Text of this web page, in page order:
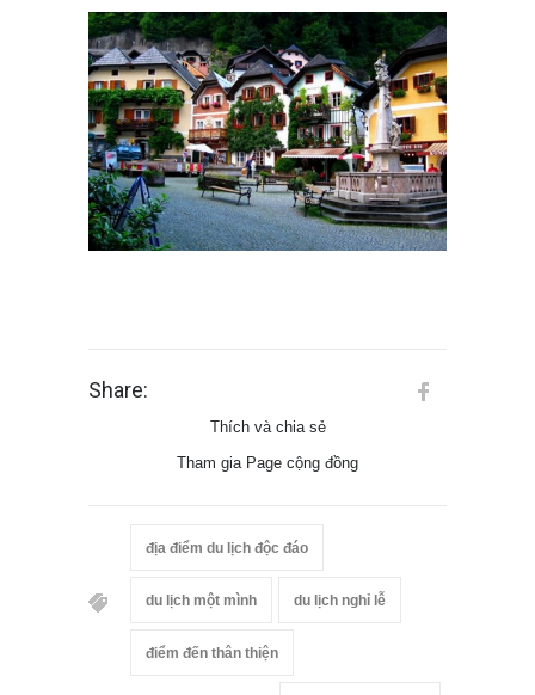
Share:
Thích và chia sẻ
Tham gia Page cộng đồng
địa điểm du lịch độc đáo
du lịch một mình du lịch nghỉ lễ
điểm đến thân thiện